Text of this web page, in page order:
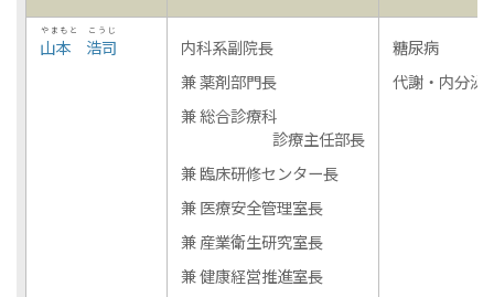
山本 浩司
やまもと こうじ
内科系副院長
兼 薬剤部門長
兼 総合診療科
診療主任部長
兼 臨床研修センター長
兼 医療安全管理室長
兼 産業衛生研究室長
兼 健康経営推進室長
糖尿病
代謝・内分泌